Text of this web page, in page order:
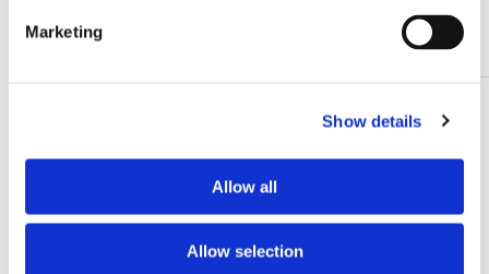
Marketing
Show details
Allow all
Allow selection
Andere Kunden haben sich auch angesehen
Zur
hinzufügen